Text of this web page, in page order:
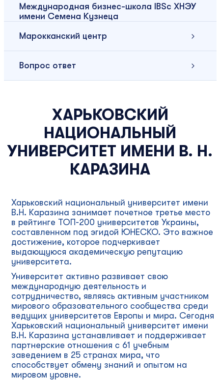
Международная бизнес-школа IBSc ХНЭУ
имени Семена Кузнеца
Марокканский центр
Вопрос ответ
ХАРЬКОВСКИЙ
НАЦИОНАЛЬНЫЙ
УНИВЕРСИТЕТ ИМЕНИ В. Н.
КАРАЗИНА
Харьковский национальный университет имени
В.Н. Каразина занимает почетное третье место
в рейтинге ТОП-200 университетов Украины,
составленном под эгидой ЮНЕСКО. Это важное
достижение, которое подчеркивает
выдающуюся академическую репутацию
университета.
Университет активно развивает свою
международную деятельность и
сотрудничество, являясь активным участником
мирового образовательного сообщества среди
ведущих университетов Европы и мира. Сегодня
Харьковский национальный университет имени
В.Н. Каразина устанавливает и поддерживает
партнерские отношения с 61 учебным
заведением в 25 странах мира, что
способствует обмену знаний и опытом на
мировом уровне.